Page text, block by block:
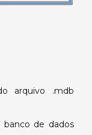
arquivo .mdb
banco de dados